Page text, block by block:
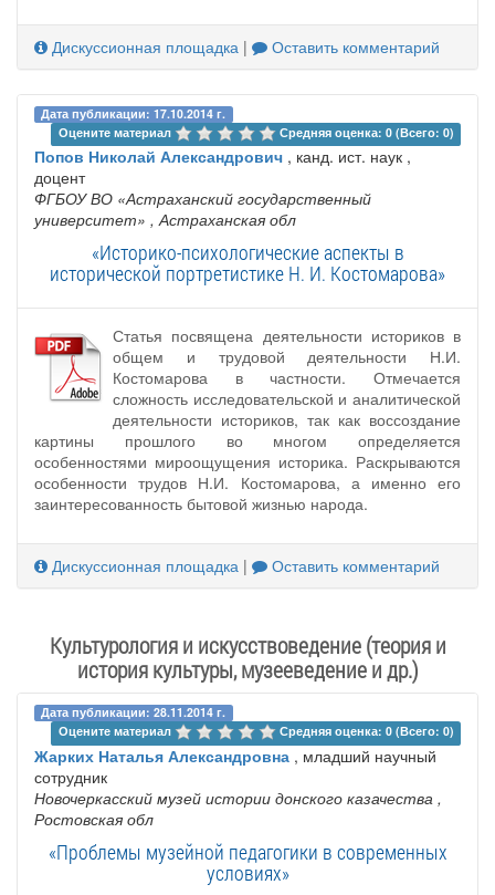
Дискуссионная площадка | Оставить комментарий
Дата публикации: 17.10.2014 г.
Оцените материал
Средняя оценка: 0 (Всего: 0)
Попов Николай Александрович , канд. ист. наук ,
доцент
ФГБОУ ВО «Астраханский государственный
университет» , Астраханская обл
«Историко-психологические аспекты в
исторической портретистике Н. И. Костомарова»
Статья посвящена деятельности историков в
общем и трудовой деятельности Н.И.
Костомарова в частности. Отмечается
сложность исследовательской и аналитической
деятельности историков, так как воссоздание
картины прошлого во многом определяется
особенностями мироощущения историка. Раскрываются
особенности трудов Н.И. Костомарова, а именно его
заинтересованность бытовой жизнью народа.
Дискуссионная площадка | Оставить комментарий
Культурология и искусствоведение (теория и
история культуры, музееведение и др.)
Дата публикации: 28.11.2014 г.
Оцените материал
Средняя оценка: 0 (Всего: 0)
Жарких Наталья Александровна , младший научный
сотрудник
Новочеркасский музей истории донского казачества ,
Ростовская обл
«Проблемы музейной педагогики в современных
условиях»